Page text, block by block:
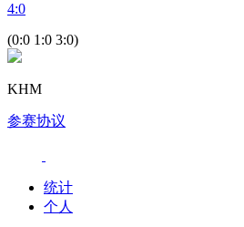
4:0
(0:0 1:0 3:0)
KHM
参赛协议
统计
个人